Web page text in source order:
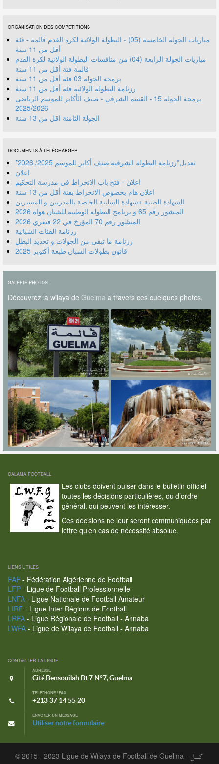
ORGANISATION DES COMPÉTITIONS
مباريات الجولة الخامسة (05) - البطولة الولائية لكرة القدم قالمة - فئة
أقل من 11 سنة
مباريات الجولة الرابعة (04) من منافسات البطولة الولائية لكرة القدم
قالمة فئة أقل من 11 سنة
برمجة الجولة 03 فئة أقل من 11 سنة
رزنامة البطولة الولائية فئة أقل من 11 سنة
برمجة الجولة 15 - القسم الشرفي - صنف الأكابر للموسم الرياضي
2025/2026
الجولة الثامنة اقل من 13 سنة
DOCUMENTS À TÉLÉCHARGER
*تعديل*رزنامة البطولة الشرفية صنف أكابر للموسم 2025/ 2026
اعلان
اعلان - فتح باب الانخراط في مدرسة التحكيم
اعلان هام بخصوص الانخراط بفئة أقل من 13 سنة
الشهادة الطبية +شهادة السلبية الخاصة بالمدربين و المسيرين
المنشور رقم 70 المؤرخ في 22 فيفري 2026
رزنامة الفئات الشبانية
رزنامة ما تبقى من الجولات و تحديد البطل
قانون بطولات الشبان طبعة أكتوبر 2025
GALERIE PHOTOS
Découvrez la wilaya de Guelmaà travers ces quelques photos.
CALAMA FOOTBALL
Les clubs doivent puiser dans le bulletin officiel
toutes les décisions particulières, ou d’ordre
général, qui peuvent les intéresser.
Ces décisions ne leur seront communiquées par
lettre qu’en cas de nécessité absolue.
LIENS UTILES
FAF - Fédération Algérienne de Football
LFP- Ligue de Football Professionnelle
LNFA- Ligue Nationale de Football Amateur
LIRF - Ligue Inter-Régions de Football
LRFA- Ligue Régionale de Football - Annaba
LWFA- Ligue de Wilaya de Football - Annaba
CONTACTER LA LIGUE
ADRESSE
Cité Bensouilah Bt 7 N°7, Guelma
TÉLÉPHONE / FAX
+213 37 14 55 20
ENVOYER UN MESSAGE
Utiliser notre formulaire
© 2015 - 2023 Ligue de Wilaya de Football de Guelma - كـــل